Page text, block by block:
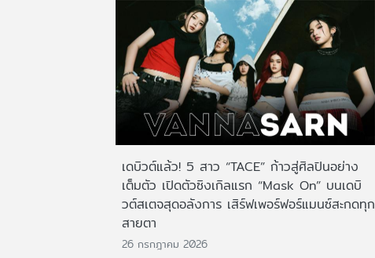
เดบิวต์แล้ว! 5 สาว “TACE” ก้าวสู่ศิลปินอย่าง
เต็มตัว เปิดตัวซิงเกิลแรก “Mask On” บนเดบิ
วต์สเตจสุดอลังการ เสิร์ฟเพอร์ฟอร์แมนซ์สะกดทุก
สายตา
26 กรกฎาคม 2026